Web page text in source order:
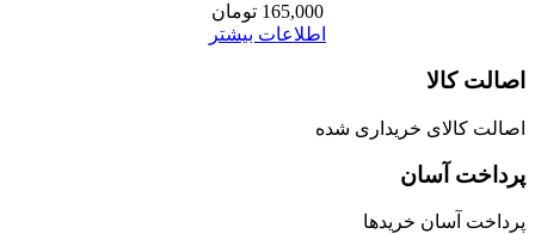
165,000 تومان
اطلاعات بیشتر
اصالت کالا
اصالت کالای خریداری شده
پرداخت آسان
پرداخت آسان خریدها